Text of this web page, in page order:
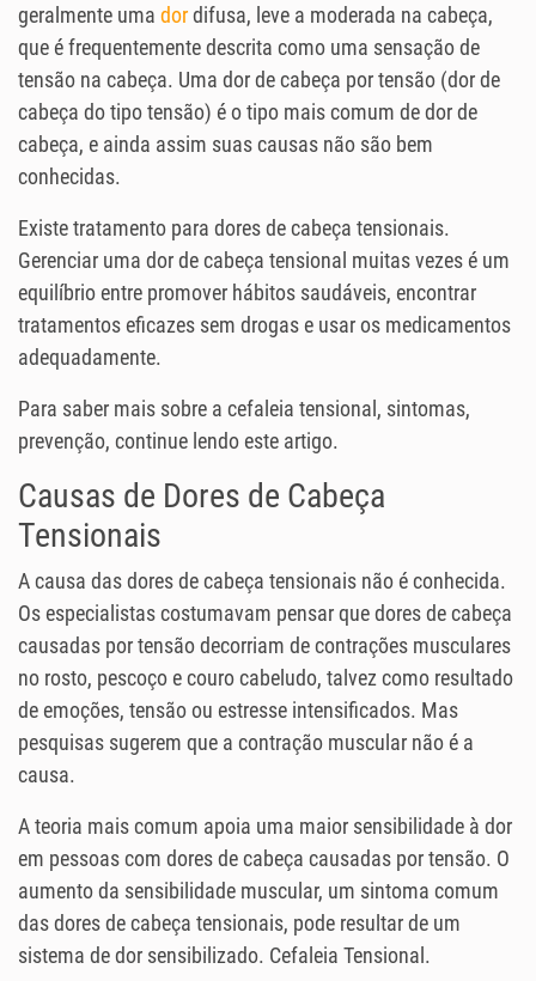
geralmente uma dordifusa, leve a moderada na cabeça,
que é frequentemente descrita como uma sensação de
tensão na cabeça. Uma dor de cabeça por tensão (dor de
cabeça do tipo tensão) é o tipo mais comum de dor de
cabeça, e ainda assim suas causas não são bem
conhecidas.
Existe tratamento para dores de cabeça tensionais.
Gerenciar uma dor de cabeça tensional muitas vezes é um
equilíbrio entre promover hábitos saudáveis, encontrar
tratamentos eficazes sem drogas e usar os medicamentos
adequadamente.
Para saber mais sobre a cefaleia tensional, sintomas,
prevenção, continue lendo este artigo.
Causas de Dores de Cabeça
Tensionais
A causa das dores de cabeça tensionais não é conhecida.
Os especialistas costumavam pensar que dores de cabeça
causadas por tensão decorriam de contrações musculares
no rosto, pescoço e couro cabeludo, talvez como resultado
de emoções, tensão ou estresse intensificados. Mas
pesquisas sugerem que a contração muscular não é a
causa.
A teoria mais comum apoia uma maior sensibilidade à dor
em pessoas com dores de cabeça causadas por tensão. O
aumento da sensibilidade muscular, um sintoma comum
das dores de cabeça tensionais, pode resultar de um
sistema de dor sensibilizado. Cefaleia Tensional.